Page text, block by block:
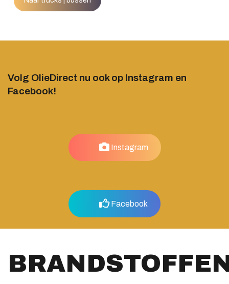
Volg OlieDirect nu ook op Instagram en
Facebook!
Instagram
Facebook